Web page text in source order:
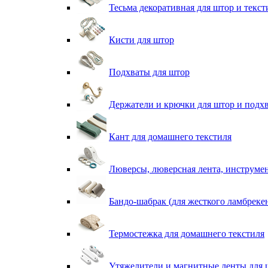
Тесьма декоративная для штор и
Кисти для штор
Подхваты для штор
Держатели и крючки для штор и
Кант для домашнего текстиля
Люверсы, люверсная лента,
Бандо-шабрак (для жесткого
Термостежка для домашнего текстиля
Утяжелители и магнитные ленты для